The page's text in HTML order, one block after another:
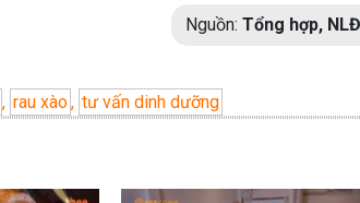
Nguồn: Tổng hợp,
, rau xào, tư vấn dinh dưỡng